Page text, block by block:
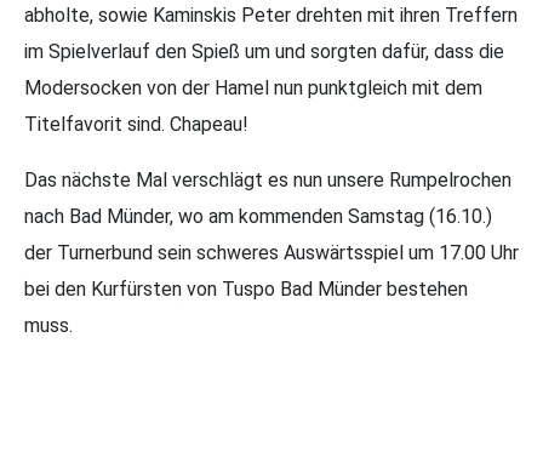
abholte, sowie Kaminskis Peter drehten mit ihren Treffern
im Spielverlauf den Spieß um und sorgten dafür, dass die
Modersocken von der Hamel nun punktgleich mit dem
Titelfavorit sind. Chapeau!
Das nächste Mal verschlägt es nun unsere Rumpelrochen
nach Bad Münder, wo am kommenden Samstag (16.10.)
der Turnerbund sein schweres Auswärtsspiel um 17.00 Uhr
bei den Kurfürsten von Tuspo Bad Münder bestehen
muss.